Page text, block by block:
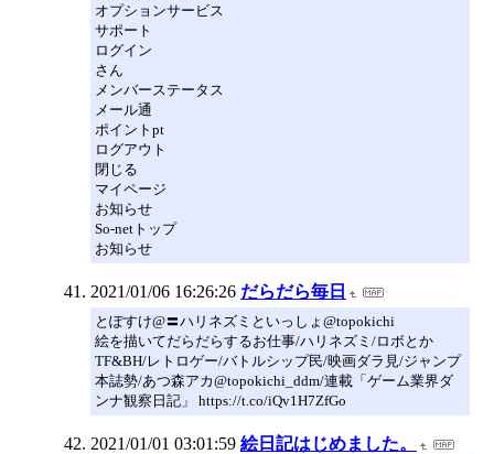
オプションサービス
サポート
ログイン
さん
メンバーステータス
メール通
ポイントpt
ログアウト
閉じる
マイページ
お知らせ
So-netトップ
お知らせ
2021/01/06 16:26:26 だらだら毎日
とぽすけ@〓ハリネズミといっしょ@topokichi
絵を描いてだらだらするお仕事/ハリネズミ/ロボとか
TF&BH/レトロゲー/バトルシップ民/映画ダラ見/ジャンプ
本誌勢/あつ森アカ@topokichi_ddm/連載「ゲーム業界ダ
ンナ観察日記」 https://t.co/iQv1H7ZfGo
2021/01/01 03:01:59 絵日記はじめました。